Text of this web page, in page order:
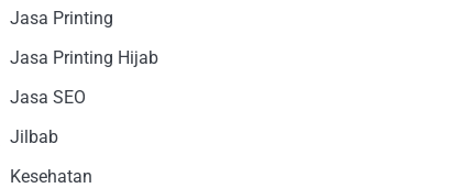
Jasa Printing
Jasa Printing Hijab
Jasa SEO
Jilbab
Kesehatan